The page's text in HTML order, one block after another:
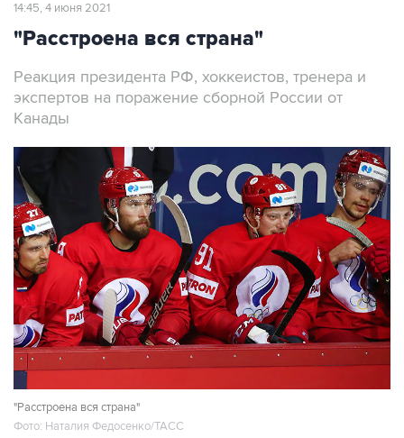
14:45, 4 июня 2021
"Расстроена вся страна"
Реакция президента РФ, хоккеистов, тренера и
экспертов на поражение сборной России от
Канады
"Расстроена вся страна"
Фото: Наталия Федосенко/ТАСС